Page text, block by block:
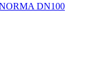
DN100